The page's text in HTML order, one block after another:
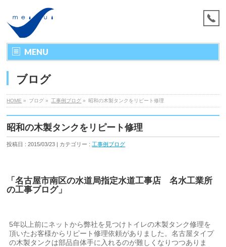
MENU
ブログ
HOME » ブログ » 工事例ブログ » 昭和の木製タンクをリピート修理
昭和の木製タンクをリピート修理
投稿日 : 2015/03/23 | カテゴリー : 工事例ブログ
「名古屋市南区の水道局指定水道工事店 名水工業所
の工事ブログ」
5年以上前にネットから弊社を見つけトイレの木製タンク修理を
頂いたお客様からリピート修理依頼がありました。名古屋タイプ
の木製タンクは部品自体手に入れるのが難しくなりつつありま